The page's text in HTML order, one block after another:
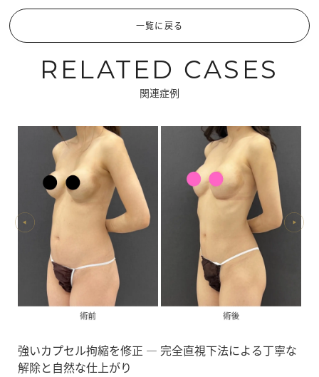
一覧に戻る
RELATED CASES
関連症例
強いカプセル拘縮を修正 ― 完全直視下法による丁寧な
解除と自然な仕上がり